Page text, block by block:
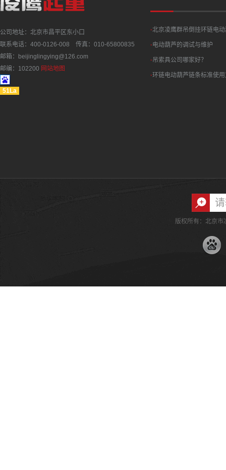
公司地址：北京市昌平区东小口
联系电话：400-0126-008 传真：010-65800835
邮箱：beijinglingying@126.com
邮编：102200 网站地图
51La
·北京凌鹰群吊倒挂环链电
·电动葫芦的调试与维护
·吊索具公司哪家好？
·环链电动葫芦链条标准使
版权所有：北京